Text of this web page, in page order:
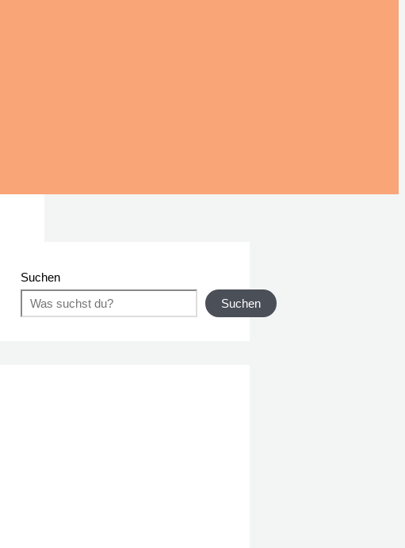
Suchen
Suchen